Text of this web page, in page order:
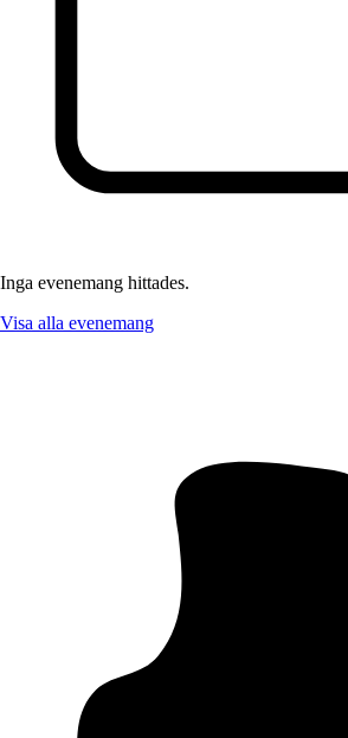
Inga evenemang hittades.
Visa alla evenemang